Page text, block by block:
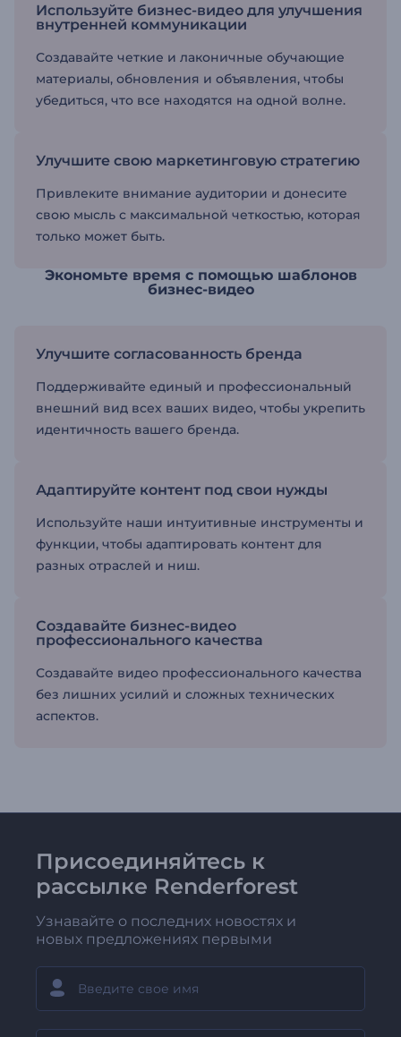
Используйте бизнес-видео для улучшения
внутренней коммуникации
Создавайте четкие и лаконичные обучающие
материалы, обновления и объявления, чтобы
убедиться, что все находятся на одной волне.
Улучшите свою маркетинговую стратегию
Привлеките внимание аудитории и донесите
свою мысль с максимальной четкостью, которая
только может быть.
Экономьте время с помощью шаблонов
бизнес-видео
Улучшите согласованность бренда
Поддерживайте единый и профессиональный
внешний вид всех ваших видео, чтобы укрепить
идентичность вашего бренда.
Адаптируйте контент под свои нужды
Используйте наши интуитивные инструменты и
функции, чтобы адаптировать контент для
разных отраслей и ниш.
Создавайте бизнес-видео
профессионального качества
Создавайте видео профессионального качества
без лишних усилий и сложных технических
аспектов.
Присоединяйтесь к
рассылке Renderforest
Узнавайте о последних новостях и
новых предложениях первыми